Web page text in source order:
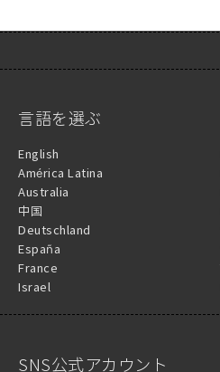
タグ:SSP・ カタログ
言語を選ぶ
América Latina
中国